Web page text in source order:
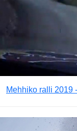
Mehhiko ralli 2019